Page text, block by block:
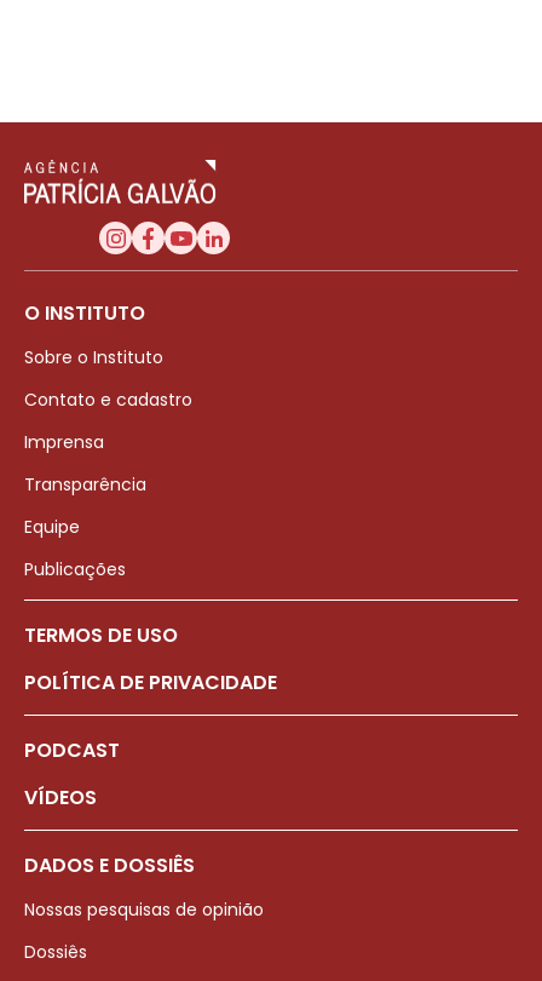
O INSTITUTO
Sobre o Instituto
Contato e cadastro
Imprensa
Transparência
Equipe
Publicações
TERMOS DE USO
POLÍTICA DE PRIVACIDADE
PODCAST
VÍDEOS
DADOS E DOSSIÊS
Nossas pesquisas de opinião
Dossiês